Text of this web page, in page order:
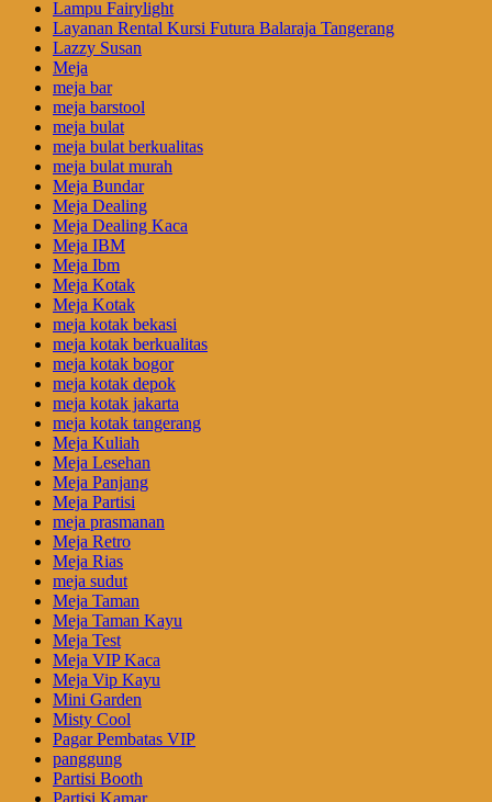
Lampu Fairylight
Layanan Rental Kursi Futura Balaraja Tangerang
Lazzy Susan
Meja
meja bar
meja barstool
meja bulat
meja bulat berkualitas
meja bulat murah
Meja Bundar
Meja Dealing
Meja Dealing Kaca
Meja IBM
Meja Ibm
Meja Kotak
Meja Kotak
meja kotak bekasi
meja kotak berkualitas
meja kotak bogor
meja kotak depok
meja kotak jakarta
meja kotak tangerang
Meja Kuliah
Meja Lesehan
Meja Panjang
Meja Partisi
meja prasmanan
Meja Retro
Meja Rias
meja sudut
Meja Taman
Meja Taman Kayu
Meja Test
Meja VIP Kaca
Meja Vip Kayu
Mini Garden
Misty Cool
Pagar Pembatas VIP
panggung
Partisi Booth
Partisi Kamar